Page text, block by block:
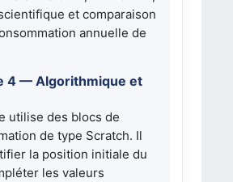
et comparaison
annuelle de
4 — Algorithmique et
utilise des blocs de
de type Scratch. Il
la position initiale du
les valeurs